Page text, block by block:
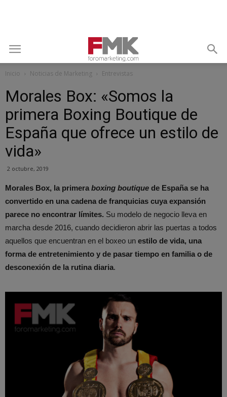
Inicio Noticias de Marketing Entrevistas
Morales Box: «Somos la
primera Boxing Boutique de
España que ofrece un estilo de
vida»
2 octubre, 2019
Morales Box, la primera boxing boutique de España se ha
convertido en una cadena de franquicias cuya expansión
parece no encontrar límites. Su modelo de negocio lleva en
marcha desde 2016, cuando decidieron abrir las puertas a todos
aquellos que encuentran en el boxeo un estilo de vida, una
forma de entretenimiento y de pasar tiempo en familia o de
desconexión de la rutina diaria.